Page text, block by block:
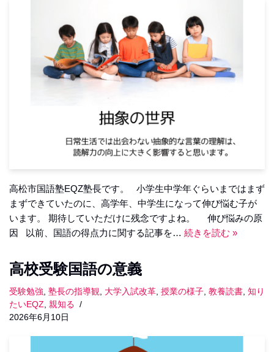
高松市国語塾EQZ塾長です。 小学生中学年ぐらいまではまず
まずできていたのに、高学年、中学生になって伸び悩む子が
います。 期待していただけに残念ですよね。 伸び悩みの原
因 以前、国語の得点力に関する記事を… 続きを読む »
高校受験国語の意義
受験勉強, 塾長の指導観, 大学入試改革, 授業の様子, 教養読書, 知り
たいEQZ, 親知る
2026年6月10日